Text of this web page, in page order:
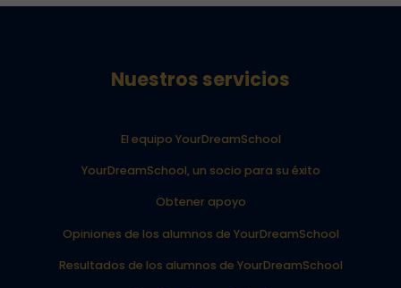
Nuestros servicios
El equipo YourDreamSchool
YourDreamSchool, un socio para su éxito
Obtener apoyo
Opiniones de los alumnos de YourDreamSchool
Resultados de los alumnos de YourDreamSchool